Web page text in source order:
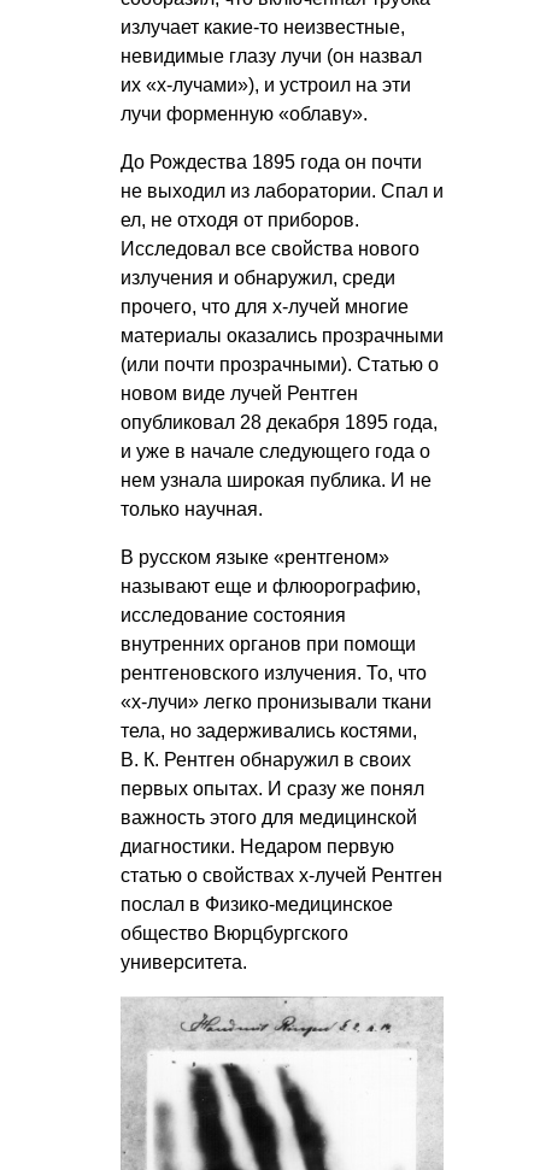
излучает какие-то неизвестные,
невидимые глазу лучи (он назвал
их «х-лучами»), и устроил на эти
лучи форменную «облаву».
До Рождества 1895 года он почти
не выходил из лаборатории. Спал и
ел, не отходя от приборов.
Исследовал все свойства нового
излучения и обнаружил, среди
прочего, что для х-лучей многие
материалы оказались прозрачными
(или почти прозрачными). Статью о
новом виде лучей Рентген
опубликовал 28 декабря 1895 года,
и уже в начале следующего года о
нем узнала широкая публика. И не
только научная.
В русском языке «рентгеном»
называют еще и флюорографию,
исследование состояния
внутренних органов при помощи
рентгеновского излучения. То, что
«x-лучи» легко пронизывали ткани
тела, но задерживались костями,
В. К. Рентген обнаружил в своих
первых опытах. И сразу же понял
важность этого для медицинской
диагностики. Недаром первую
статью о свойствах x-лучей Рентген
послал в Физико-медицинское
общество Вюрцбургского
университета.